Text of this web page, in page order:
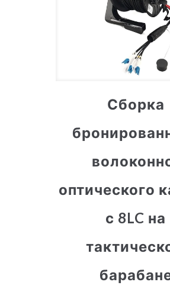
Сборка
оптического
с 8LC на